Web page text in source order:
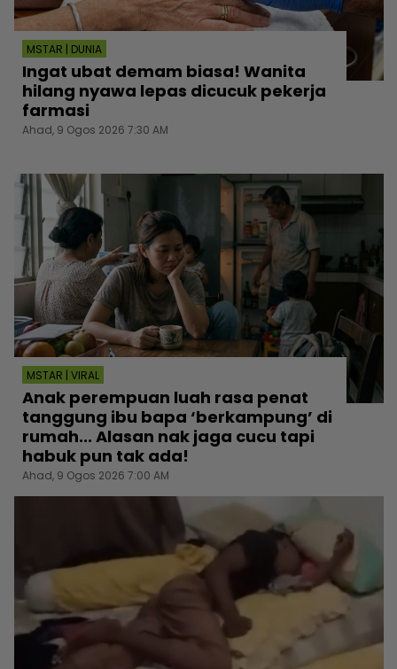
MSTAR | DUNIA
Ingat ubat demam biasa! Wanita
hilang nyawa lepas dicucuk pekerja
farmasi
Ahad, 9 Ogos 2026 7:30 AM
MSTAR | VIRAL
Anak perempuan luah rasa penat
tanggung ibu bapa ‘berkampung’ di
rumah... Alasan nak jaga cucu tapi
habuk pun tak ada!
Ahad, 9 Ogos 2026 7:00 AM